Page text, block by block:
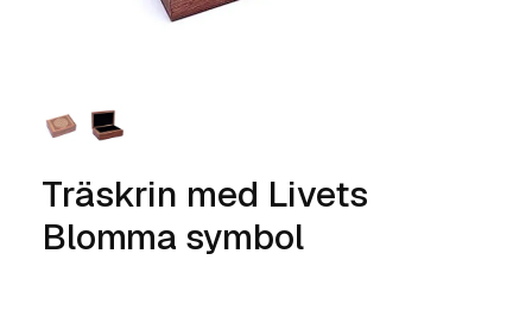
Träskrin med Livets
Blomma symbol